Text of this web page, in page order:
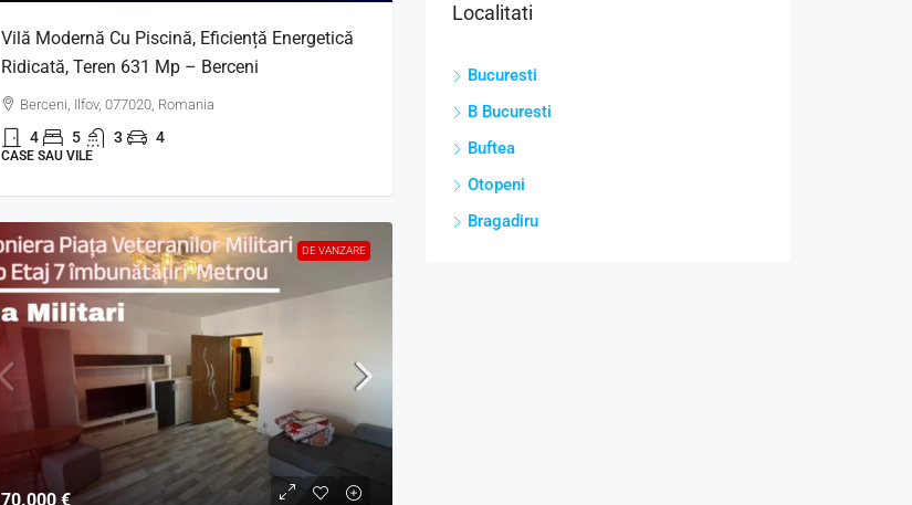
Vilă Modernă Cu Piscină, Eficiență Energetică
Ridicată, Teren 631 Mp – Berceni
Berceni, Ilfov, 077020, Romania
4 5 3 4
CASE SAU VILE
DE VANZARE
70.000 €
Localitati
Bucuresti
B Bucuresti
Buftea
Otopeni
Bragadiru